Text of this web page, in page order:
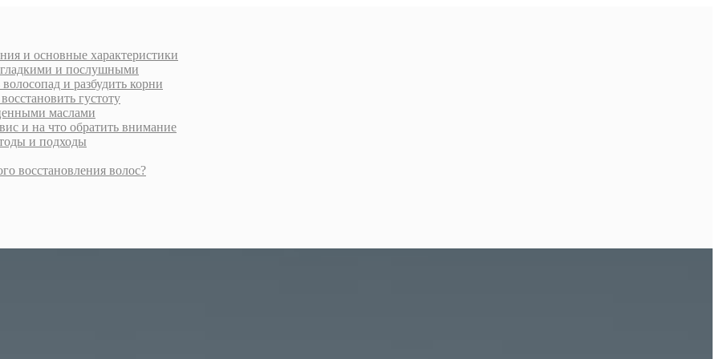
и основные характеристики
гладкими и послушными
и разбудить корни
густоту
маслами
и на что обратить внимание
и подходы
восстановления волос?